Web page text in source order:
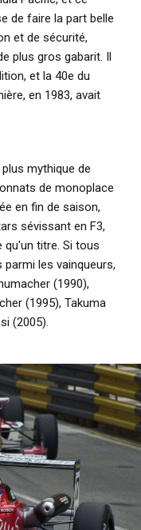
de faire la part belle
et de sécurité,
plus gros gabarit. Il
et la 40e du
en 1983, avait
mythique de
de monoplace
en fin de saison,
sévissant en F3,
titre. Si tous
les vainqueurs,
(1990),
(1995), Takuma
(2005).